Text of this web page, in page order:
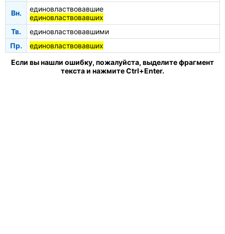
Вн.
единовластвовавшие
единовластвовавших
Тв.
единовластвовавшими
Пр.
единовластвовавших
Если вы нашли ошибку, пожалуйста, выделите фрагмент
текста и нажмите Ctrl+Enter.